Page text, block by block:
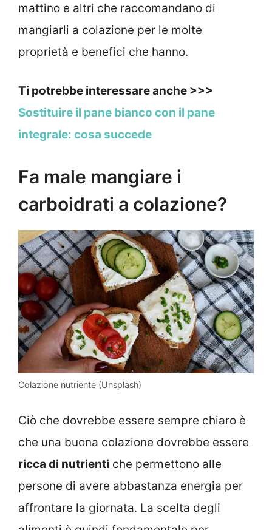
mattino e altri che raccomandano di
mangiarli a colazione per le molte
proprietà e benefici che hanno.
Ti potrebbe interessare anche >>>
Sostituire il pane bianco con il pane
integrale: cosa succede
Fa male mangiare i
carboidrati a colazione?
Colazione nutriente (Unsplash)
Ciò che dovrebbe essere sempre chiaro è
che una buona colazione dovrebbe essere
ricca di nutrienti che permettono alle
persone di avere abbastanza energia per
affrontare la giornata. La scelta degli